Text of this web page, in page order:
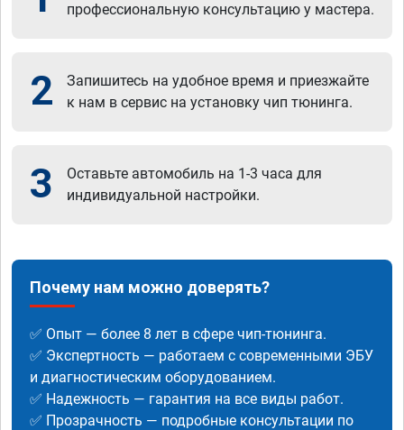
профессиональную консультацию у мастера.
2
Запишитесь на удобное время и приезжайте
к нам в сервис на установку чип тюнинга.
3
Оставьте автомобиль на 1-3 часа для
индивидуальной настройки.
Почему нам можно доверять?
✅ Опыт — более 8 лет в сфере чип-тюнинга.
✅ Экспертность — работаем с современными ЭБУ
и диагностическим оборудованием.
✅ Надежность — гарантия на все виды работ.
✅ Прозрачность — подробные консультации по